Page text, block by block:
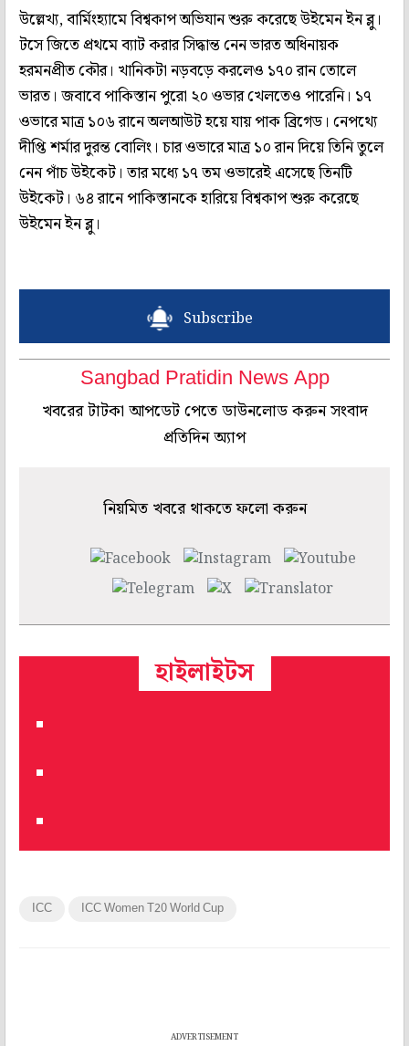
উল্লেখ্য, বার্মিংহ্যামে বিশ্বকাপ অভিযান শুরু করেছে উইমেন ইন ব্লু।
টসে জিতে প্রথমে ব্যাট করার সিদ্ধান্ত নেন ভারত অধিনায়ক
হরমনপ্রীত কৌর। খানিকটা নড়বড়ে করলেও ১৭০ রান তোলে
ভারত। জবাবে পাকিস্তান পুরো ২০ ওভার খেলতেও পারেনি। ১৭
ওভারে মাত্র ১০৬ রানে অলআউট হয়ে যায় পাক ব্রিগেড। নেপথ্যে
দীপ্তি শর্মার দুরন্ত বোলিং। চার ওভারে মাত্র ১০ রান দিয়ে তিনি তুলে
নেন পাঁচ উইকেট। তার মধ্যে ১৭ তম ওভারেই এসেছে তিনটি
উইকেট। ৬৪ রানে পাকিস্তানকে হারিয়ে বিশ্বকাপ শুরু করেছে
উইমেন ইন ব্লু।
Subscribe
Sangbad Pratidin News App
খবরের টাটকা আপডেট পেতে ডাউনলোড করুন সংবাদ
প্রতিদিন অ্যাপ
নিয়মিত খবরে থাকতে ফলো করুন
হাইলাইটস
ICC ICC Women T20 World Cup
ADVERTISEMENT